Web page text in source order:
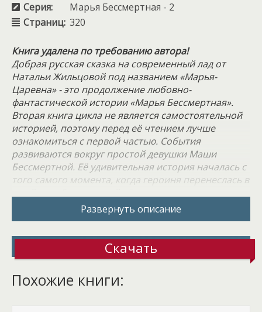
Серия:
Марья Бессмертная - 2
Страниц: 320
Книга удалена по требованию автора!
Добрая русская сказка на современный лад от
Натальи Жильцовой под названием «Марья-
Царевна» - это продолжение любовно-
фантастической истории «Марья Бессмертная».
Вторая книга цикла не является самостоятельной
историей, поэтому перед её чтением лучше
ознакомиться с первой частью. События
развиваются вокруг простой девушки Маши
Бессмертной. Её удивительная история началась с
того самого момента, когда героиня перенеслась в
украшениям. Именно они и стали причиной её
попаданства. Очнулась она в сказочном мире, да
избавиться от отца, чтобы унаследовать все его
богатства и земли. Да и папенька не подарок, сам
мире, та еще артистка!
Развернуть описание
Скачать
Похожие книги: